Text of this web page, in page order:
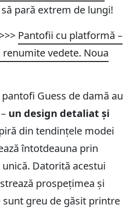
pară extrem de lungi!
Pantofii cu platformă –
vedete. Noua
Guess de damă au
un design detaliat și
din tendințele modei
întotdeauna prin
Datorită acestui
prospețimea și
greu de găsit printre